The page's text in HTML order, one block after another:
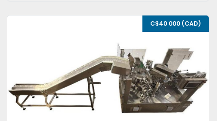
C$40 000 (CAD)